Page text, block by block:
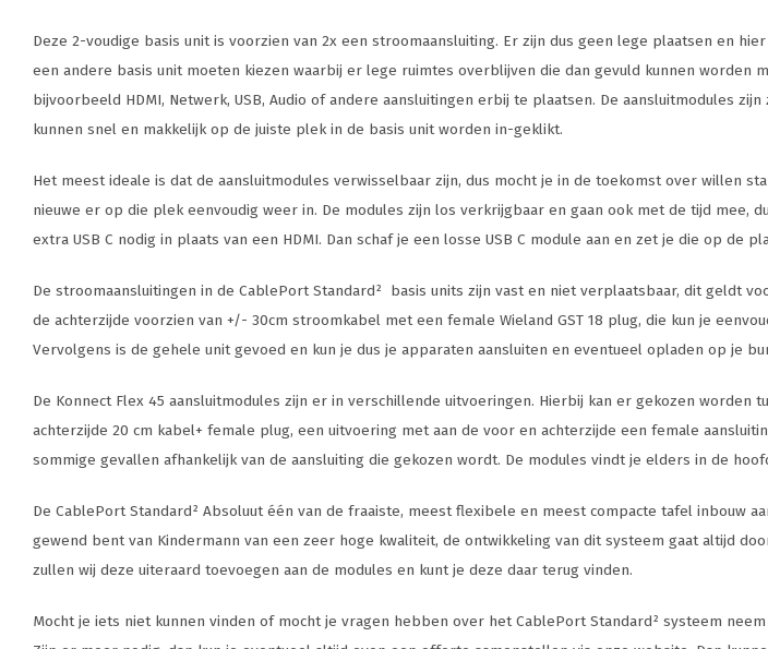
Deze 2-voudige basis unit is voorzien van 2x een stroomaansluiting. Er zijn dus geen lege plaatsen en
een andere basis unit moeten kiezen waarbij er lege ruimtes overblijven die dan gevuld kunnen worden
bijvoorbeeld HDMI, Netwerk, USB, Audio of andere aansluitingen erbij te plaatsen. De aansluitmodules
kunnen snel en makkelijk op de juiste plek in de basis unit worden in-geklikt.
Het meest ideale is dat de aansluitmodules verwisselbaar zijn, dus mocht je in de toekomst over willen
nieuwe er op die plek eenvoudig weer in. De modules zijn los verkrijgbaar en gaan ook met de tijd mee,
extra USB C nodig in plaats van een HDMI. Dan schaf je een losse USB C module aan en zet je die op de
De stroomaansluitingen in de CablePort Standard² basis units zijn vast en niet verplaatsbaar, dit geldt
de achterzijde voorzien van +/- 30cm stroomkabel met een female Wieland GST 18 plug, die kun je
Vervolgens is de gehele unit gevoed en kun je dus je apparaten aansluiten en eventueel opladen op je
De Konnect Flex 45 aansluitmodules zijn er in verschillende uitvoeringen. Hierbij kan er gekozen
achterzijde 20 cm kabel+ female plug, een uitvoering met aan de voor en achterzijde een female
sommige gevallen afhankelijk van de aansluiting die gekozen wordt. De modules vindt je elders in de
De CablePort Standard² Absoluut één van de fraaiste, meest flexibele en meest compacte tafel inbouw
gewend bent van Kindermann van een zeer hoge kwaliteit, de ontwikkeling van dit systeem gaat altijd
zullen wij deze uiteraard toevoegen aan de modules en kunt je deze daar terug vinden.
Mocht je iets niet kunnen vinden of mocht je vragen hebben over het CablePort Standard² systeem